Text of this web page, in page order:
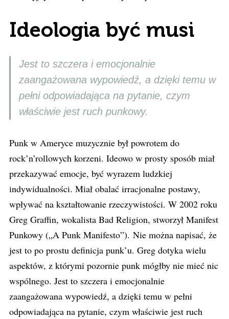
Ideologia być musi
Jest to szczera i emocjonalnie
zaangażowana wypowiedź, a dzięki temu w
pełni odpowiadająca na pytanie, czym
właściwie jest ruch punkowy.
Punk w Ameryce muzycznie był powrotem do
rock’n’rollowych korzeni. Ideowo w prosty sposób miał
przekazywać emocje, być wyrazem ludzkiej
indywidualności. Miał obalać irracjonalne postawy,
wpływać na kształtowanie rzeczywistości. W 2002 roku
Greg Graffin, wokalista Bad Religion, stworzył Manifest
Punkowy („A Punk Manifesto”). Nie można napisać, że
jest to po prostu definicja punk’u. Greg dotyka wielu
aspektów, z którymi pozornie punk mógłby nie mieć nic
wspólnego. Jest to szczera i emocjonalnie
zaangażowana wypowiedź, a dzięki temu w pełni
odpowiadająca na pytanie, czym właściwie jest ruch